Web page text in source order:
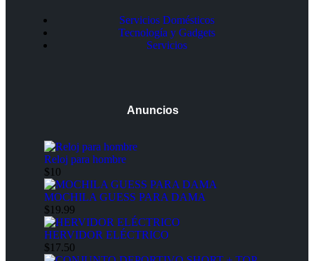
Servicios Domésticos
Tecnología y Gadgets
Servicios
Anuncios
Reloj para hombre
$10
MOCHILA GUESS PARA DAMA
$19.99
HERVIDOR ELÉCTRICO
$17.50